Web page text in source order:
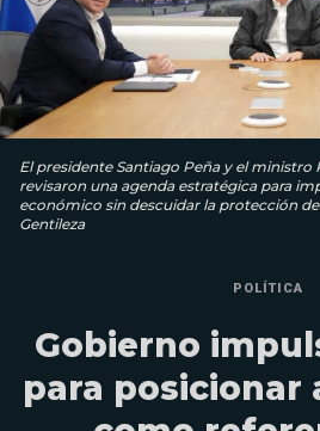
El presidente Santiago Peña y el ministro
revisaron una agenda estratégica para
económico sin descuidar la protección
Gentileza
POLÍTICA
Gobierno
para posicionar